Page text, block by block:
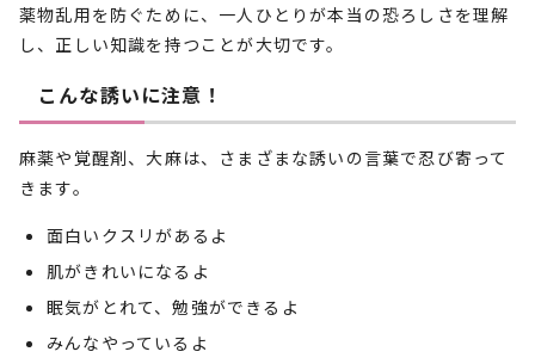
薬物乱用を防ぐために、一人ひとりが本当の恐ろしさを理解
し、正しい知識を持つことが大切です。
こんな誘いに注意！
麻薬や覚醒剤、大麻は、さまざまな誘いの言葉で忍び寄って
きます。
面白いクスリがあるよ
肌がきれいになるよ
眠気がとれて、勉強ができるよ
みんなやっているよ